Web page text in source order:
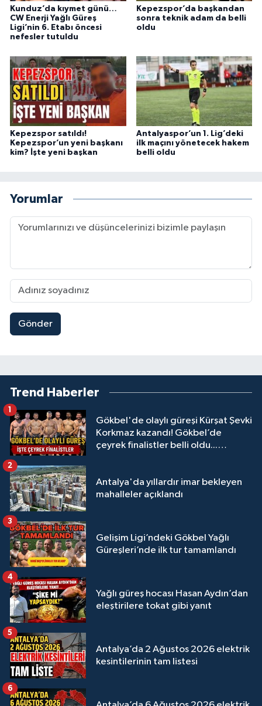
Kunduz’da kıymet günü…
CW Enerji Yağlı Güreş
Ligi’nin 6. Etabı öncesi
nefesler tutuldu
Kepezspor’da başkandan
sonra teknik adam da belli
oldu
Kepezspor satıldı!
Kepezspor’un yeni başkanı
kim? İşte yeni başkan
Antalyaspor’un 1. Lig’deki
ilk maçını yönetecek hakem
belli oldu
Yorumlar
Gönder
Trend Haberler
Gökbel'de olaylı güreşi Kürşat Şevki
Korkmaz kazandı! Gökbel’de
çeyrek finalistler belli oldu...
1
Antalya'da yıllardır imar bekleyen
mahalleler açıklandı
2
Gelişim Ligi’ndeki Gökbel Yağlı
Güreşleri’nde ilk tur tamamlandı
3
Yağlı güreş hocası Hasan Aydın’dan
eleştirilere tokat gibi yanıt
4
Antalya’da 2 Ağustos 2026 elektrik
kesintilerinin tam listesi
5
6